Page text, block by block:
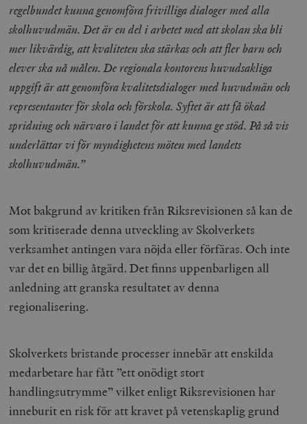
regelbundet kunna genomföra frivilliga dialoger med alla
skolhuvudmän. Det är en del i arbetet med att skolan ska bli
mer likvärdig, att kvaliteten ska stärkas och att fler barn och
elever ska nå målen. De regionala kontorens huvudsakliga
uppgift är att genomföra kvalitetsdialoger med huvudmän och
representanter för skola och förskola. Syftet är att få ökad
spridning och närvaro i landet för att kunna ge stöd. På så vis
underlättar vi för myndighetens möten med landets
skolhuvudmän.”
Mot bakgrund av kritiken från Riksrevisionen så kan de
som kritiserade denna utveckling av Skolverkets
verksamhet antingen vara nöjda eller förfäras. Och inte
var det en billig åtgärd. Det finns uppenbarligen all
anledning att granska resultatet av denna
regionalisering.
Skolverkets bristande processer innebär att enskilda
medarbetare har fått ”ett onödigt stort
handlingsutrymme” vilket enligt Riksrevisionen har
inneburit en risk för att kravet på vetenskaplig grund